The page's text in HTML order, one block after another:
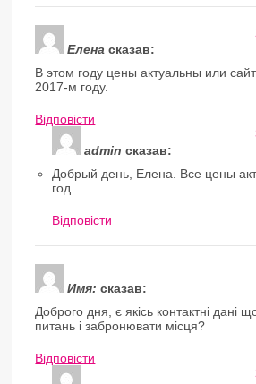
Елена сказав:
В этом году цены актуальны или
2017-м году.
Відповіcти
admin сказав:
Добрый день, Елена. Все цены
год.
Відповіcти
Имя: сказав:
Доброго дня, є якісь контактні дані
питань і забронювати місця?
Відповіcти